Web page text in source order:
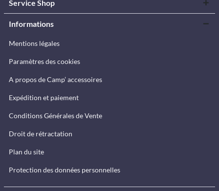
Service Shop
Informations
Mentions légales
Paramètres des cookies
A propos de Camp’ accessoires
Expédition et paiement
Conditions Générales de Vente
Droit de rétractation
Plan du site
Protection des données personnelles